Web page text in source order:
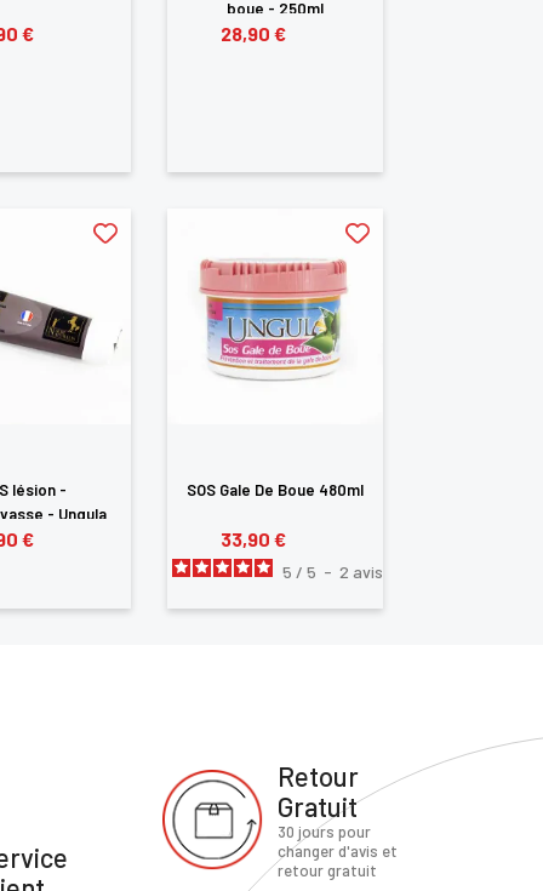
€
boue - 250ml
28,90 €
lésion -
- Ungula
100 ml
€
SOS Gale De Boue 480ml
33,90 €
5 / 5 - 2 avis
Retour
Gratuit
30 jours pour
changer d'avis et
retour gratuit